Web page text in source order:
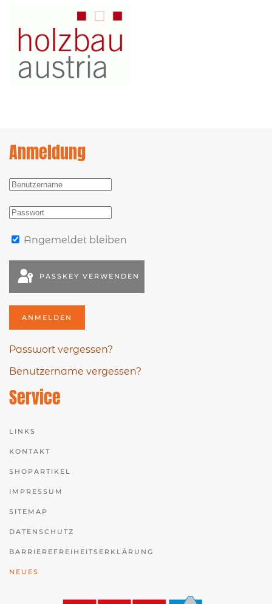
Anmeldung
Angemeldet bleiben
PASSKEY VERWENDEN
ANMELDEN
Passwort vergessen?
Benutzername vergessen?
Service
LINKS
KONTAKT
SHOPARTIKEL
IMPRESSUM
SITEMAP
DATENSCHUTZ
BARRIEREFREIHEITSERKLÄRUNG
NEUES